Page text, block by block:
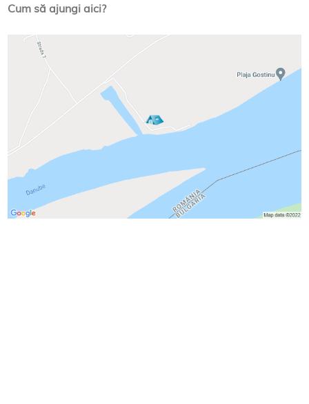
Cum să ajungi aici?